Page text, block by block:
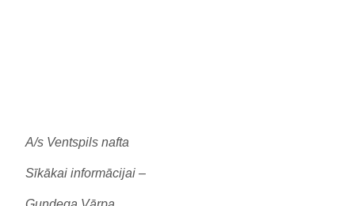
A/s Ventspils nafta
Sīkākai informācijai –